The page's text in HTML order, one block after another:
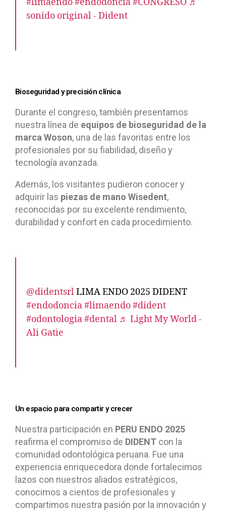
sonido original - Dident
Bioseguridad y precisión clínica
Durante el congreso, también presentamos
nuestra línea de equipos de bioseguridad de la
marca Woson, una de las favoritas entre los
profesionales por su fiabilidad, diseño y
tecnología avanzada.
Además, los visitantes pudieron conocer y
adquirir las piezas de mano Wisedent,
reconocidas por su excelente rendimiento,
durabilidad y confort en cada procedimiento.
@didentsrlLIMA ENDO 2025 DIDENT
#endodoncia#limaendo#dident
#odontologia#dental ♬ Light My World -
Ali Gatie
Un espacio para compartir y crecer
Nuestra participación en PERU ENDO 2025
reafirma el compromiso de DIDENT con la
comunidad odontológica peruana. Fue una
experiencia enriquecedora donde fortalecimos
lazos con nuestros aliados estratégicos,
conocimos a cientos de profesionales y
compartimos nuestra pasión por la innovación y